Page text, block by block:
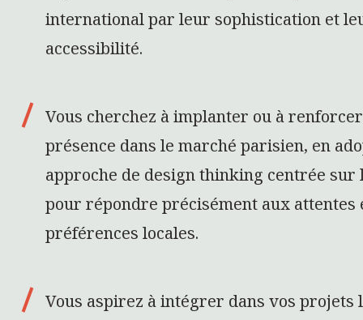
international par leur sophistication et
accessibilité.
Vous cherchez à implanter ou à
présence dans le marché parisien, en
approche de design thinking centrée
pour répondre précisément aux attentes
préférences locales.
Vous aspirez à intégrer dans vos projets